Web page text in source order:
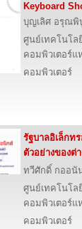
Keyboard
บุญเลิศ อรุณพิ
ศูนย์เทคโนโล
คอมพิวเตอร์แ
คอมพิวเตอร์
รัฐบาลอิเล็กท
ตัวอย่างของต่
ทวีศักดิ์ กออนั
ศูนย์เทคโนโล
คอมพิวเตอร์แ
คอมพิวเตอร์